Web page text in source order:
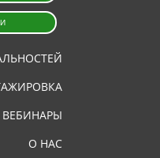
ВЕБИНАРЫ
О НАС